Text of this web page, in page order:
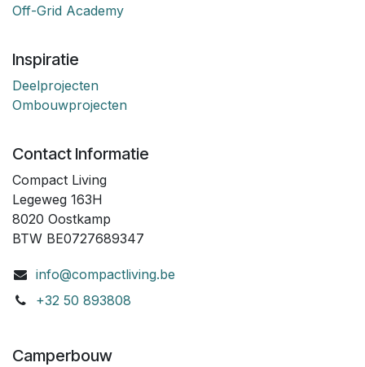
Off-Grid Academy
Inspiratie
Deelprojecten
Ombouwprojecten
Contact Informatie
Compact Living
Legeweg 163H
8020 Oostkamp
BTW BE0727689347
info@compactliving.be
+32 50 893808
Camperbouw